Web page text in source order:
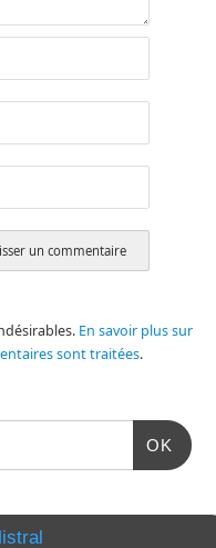
En savoir plus sur
sont traitées.
OK